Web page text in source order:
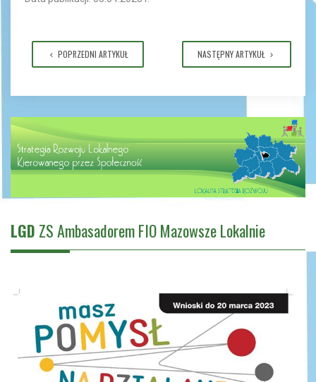
POPRZEDNI ARTYKUŁ NASTĘPNY ARTYKUŁ
LGD ZS Ambasadorem FIO Mazowsze Lokalnie